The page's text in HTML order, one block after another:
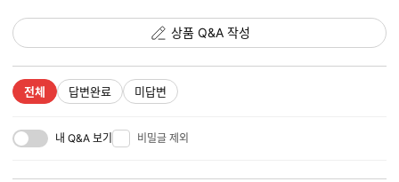
상품 Q&A 작성
전체 답변완료 미답변
내 Q&A 보기 비밀글 제외